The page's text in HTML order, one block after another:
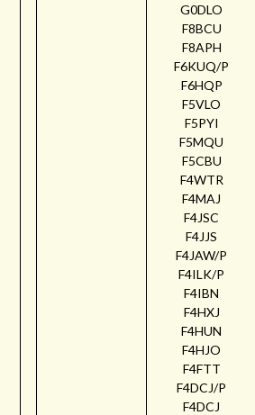
G0DLO
F8BCU
F8APH
F6KUQ/P
F6HQP
F5VLO
F5PYI
F5MQU
F5CBU
F4WTR
F4MAJ
F4JSC
F4JJS
F4JAW/P
F4ILK/P
F4IBN
F4HXJ
F4HUN
F4HJO
F4FTT
F4DCJ/P
F4DCJ